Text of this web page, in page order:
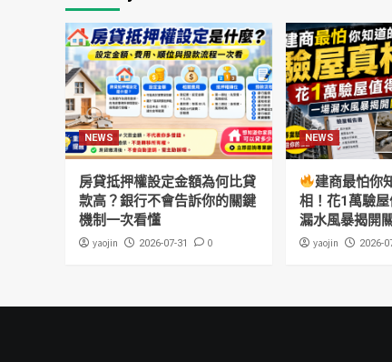
NEWS
房貸抵押權設定金額為何比貸
款高？銀行不會告訴你的關鍵
機制一次看懂
yaojin 2026-07-31 0
NEWS
建商最怕你
相！花1萬驗
漏水風暴揭開
yaojin 2026-